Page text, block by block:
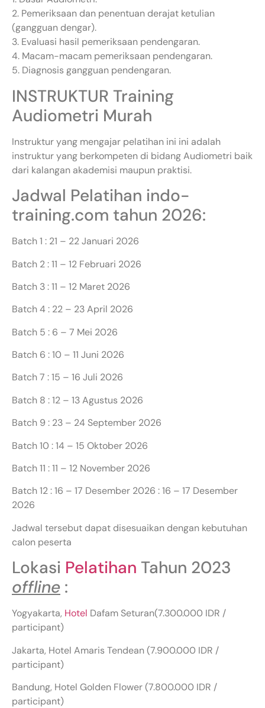
2. Pemeriksaan dan penentuan derajat ketulian
(gangguan dengar).
3. Evaluasi hasil pemeriksaan pendengaran.
4. Macam-macam pemeriksaan pendengaran.
5. Diagnosis gangguan pendengaran.
INSTRUKTUR Training
Audiometri Murah
Instruktur yang mengajar pelatihan ini ini adalah
instruktur yang berkompeten di bidang Audiometri baik
dari kalangan akademisi maupun praktisi.
Jadwal Pelatihan indo-
training.com tahun 2026:
Batch 1 : 21 – 22 Januari 2026
Batch 2 : 11 – 12 Februari 2026
Batch 3 : 11 – 12 Maret 2026
Batch 4 : 22 – 23 April 2026
Batch 5 : 6 – 7 Mei 2026
Batch 6 : 10 – 11 Juni 2026
Batch 7 : 15 – 16 Juli 2026
Batch 8 : 12 – 13 Agustus 2026
Batch 9 : 23 – 24 September 2026
Batch 10 : 14 – 15 Oktober 2026
Batch 11 : 11 – 12 November 2026
Batch 12 : 16 – 17 Desember 2026 : 16 – 17 Desember
2026
Jadwal tersebut dapat disesuaikan dengan kebutuhan
calon peserta
Lokasi Pelatihan Tahun 2023
offline :
Yogyakarta, Hotel Dafam Seturan(7.300.000 IDR /
participant)
Jakarta, Hotel Amaris Tendean (7.900.000 IDR /
participant)
Bandung, Hotel Golden Flower (7.800.000 IDR /
participant)